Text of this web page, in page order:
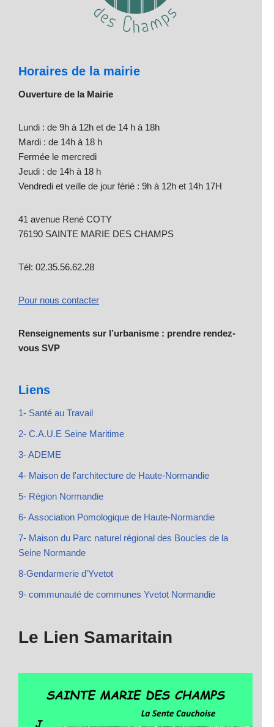
Horaires de la mairie
Ouverture de la Mairie
Lundi : de 9h à 12h et de 14 h à 18h
Mardi : de 14h à 18 h
Fermée le mercredi
Jeudi : de 14h à 18 h
Vendredi et veille de jour férié : 9h à 12h et 14h 17H
41 avenue René COTY
76190 SAINTE MARIE DES CHAMPS
Tél: 02.35.56.62.28
Pour nous contacter
Renseignements sur l’urbanisme : prendre rendez-
vous SVP
Liens
1- Santé au Travail
2- C.A.U.E Seine Maritime
3- ADEME
4- Maison de l'architecture de Haute-Normandie
5- Région Normandie
6- Association Pomologique de Haute-Normandie
7- Maison du Parc naturel régional des Boucles de la
Seine Normande
8-Gendarmerie d'Yvetot
9- communauté de communes Yvetot Normandie
Le Lien Samaritain